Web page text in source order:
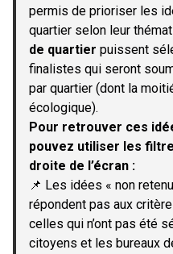
permis de prioriser les
quartier selon leur
de quartier puissent
finalistes qui seront
par quartier (dont la
écologique).
Pour retrouver ces
pouvez utiliser les
droite de l’écran :
📌 Les idées « non
répondent pas aux
celles qui n’ont pas été
citoyens et les bureaux